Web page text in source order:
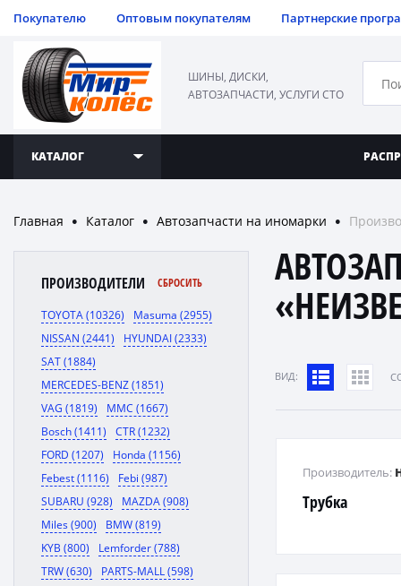
Покупателю Оптовым покупателям Партнерские
ШИНЫ, ДИСКИ,
АВТОЗАПЧАСТИ, УСЛУГИ СТО
КАТАЛОГ
Главная ● Каталог ● Автозапчасти на иномарки ●
ПРОИЗВОДИТЕЛИ СБРОСИТЬ
TOYOTA (10326)
Masuma (2955)
NISSAN (2441)
HYUNDAI (2333)
SAT (1884)
MERCEDES-BENZ (1851)
VAG (1819)
MMC (1667)
Bosch (1411)
CTR (1232)
FORD (1207)
Honda (1156)
Febest (1116)
Febi (987)
SUBARU (928)
MAZDA (908)
Miles (900)
BMW (819)
KYB (800)
Lemforder (788)
TRW (630)
PARTS-MALL (598)
ВИД:
Трубка
Производитель: